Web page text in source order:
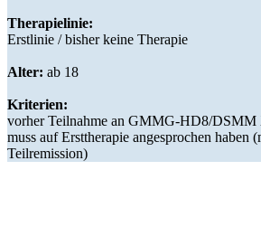
Therapielinie:
Erstlinie / bisher keine Therapie
Alter: ab 18
Kriterien:
vorher Teilnahme an GMMG-HD8/
muss auf Ersttherapie angesprochen haben
Teilremission)